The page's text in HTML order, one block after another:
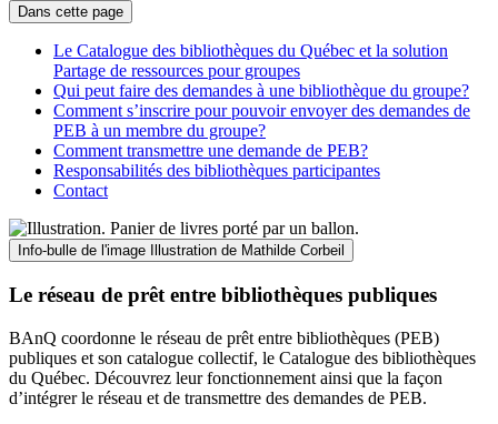
Dans cette page
Le Catalogue des bibliothèques du Québec et la solution
Partage de ressources pour groupes
Qui peut faire des demandes à une bibliothèque du groupe?
Comment s’inscrire pour pouvoir envoyer des demandes de
PEB à un membre du groupe?
Comment transmettre une demande de PEB?
Responsabilités des bibliothèques participantes
Contact
Info-bulle de l'image Illustration de Mathilde Corbeil
Le réseau de prêt entre bibliothèques publiques
BAnQ coordonne le réseau de prêt entre bibliothèques (PEB)
publiques et son catalogue collectif, le Catalogue des bibliothèques
du Québec. Découvrez leur fonctionnement ainsi que la façon
d’intégrer le réseau et de transmettre des demandes de PEB.